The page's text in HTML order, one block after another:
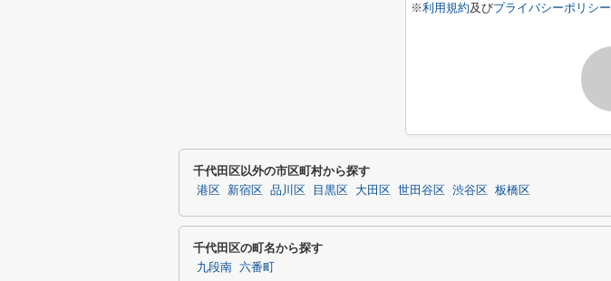
※利用規約及びプライバシーポリシー
千代田区以外の市区町村から探す
港区 新宿区 品川区 目黒区 大田区 世田谷区 渋谷区 板橋区
千代田区の町名から探す
九段南 六番町